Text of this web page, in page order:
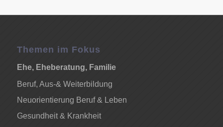
Themen im Fokus
Ehe, Eheberatung, Familie
Beruf, Aus-& Weiterbildung
Neuorientierung Beruf & Leben
Gesundheit & Krankheit